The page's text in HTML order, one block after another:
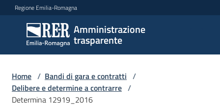
Vai al contenuto
Vai alla navigazione
Vai al footer
Regione Emilia-Romagna
Amministrazione
trasparente
Amministrazione
trasparente
Sottosezioni
Home / Bandi di gara e contratti /
Delibere e determine a contrarre /
Determina 12919_2016